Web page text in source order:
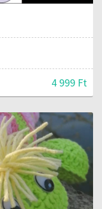
4 999 Ft